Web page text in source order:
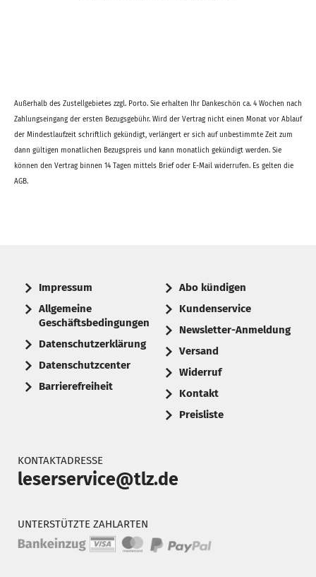
Außerhalb des Zustellgebietes zzgl. Porto. Sie erhalten Ihr Dankeschön ca. 4 Wochen nach
Zahlungseingang der ersten Bezugsgebühr. Wird der Vertrag nicht einen Monat vor Ablauf
der Mindestlaufzeit schriftlich gekündigt, verlängert er sich auf unbestimmte Zeit zum
dann gültigen monatlichen Bezugspreis und kann monatlich gekündigt werden. Sie
können den Vertrag binnen 14 Tagen mittels Brief oder E-Mail widerrufen. Es gelten die
AGB.
Impressum
Allgemeine
Geschäftsbedingungen
Datenschutzerklärung
Datenschutzcenter
Barrierefreiheit
Abo kündigen
Kundenservice
Newsletter-Anmeldung
Versand
Widerruf
Kontakt
Preisliste
KONTAKTADRESSE
leserservice@tlz.de
UNTERSTÜTZTE ZAHLARTEN